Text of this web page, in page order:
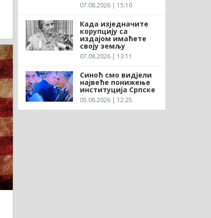
07.08.2026 | 15:10
Када изједначите
корупцију са
издајом имаћете
своју земљу
07.08.2026 | 13:11
Синоћ смо видјели
највеће понижење
институција Српске
05.08.2026 | 12:25